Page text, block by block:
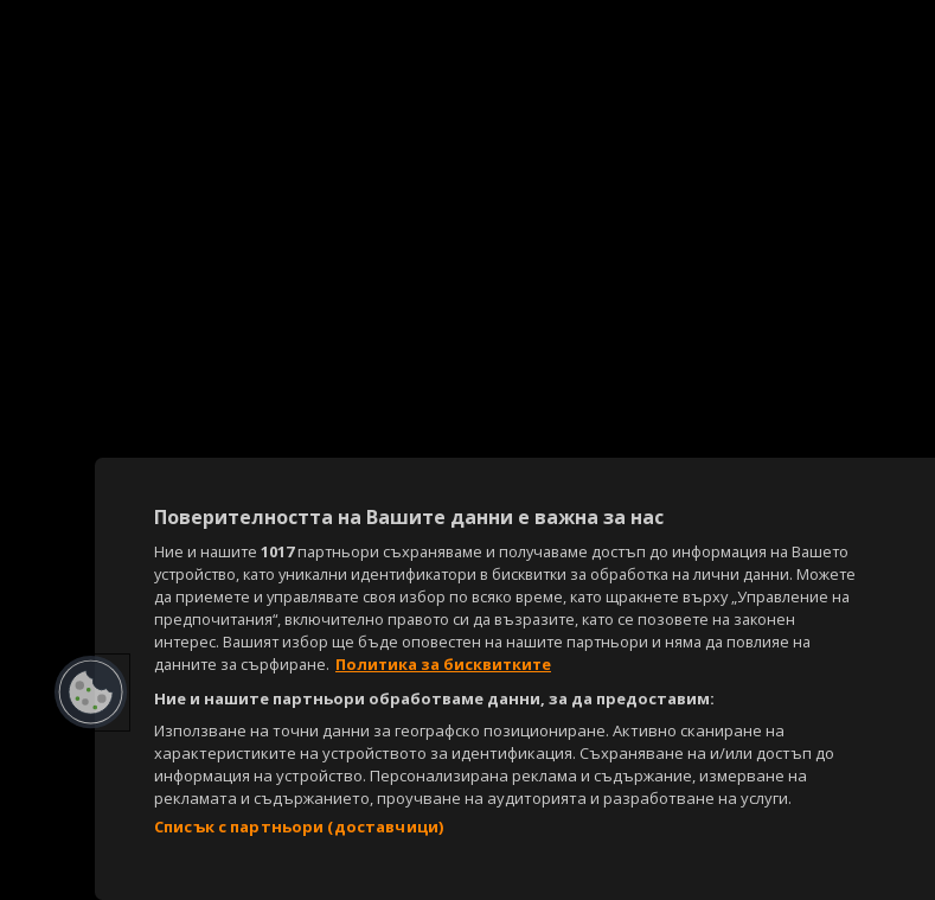
Поверителността на Вашите данни е важна за нас
Ние и нашите 1017партньори съхраняваме и получаваме достъп до информация на Вашето
устройство, като уникални идентификатори в бисквитки за обработка на лични данни. Можете
да приемете и управлявате своя избор по всяко време, като щракнете върху „Управление на
предпочитания“, включително правото си да възразите, като се позовете на законен
интерес. Вашият избор ще бъде оповестен на нашите партньори и няма да повлияе на
данните за сърфиране. Политика за бисквитките
Ние и нашите партньори обработваме данни, за да предоставим:
Използване на точни данни за географско позициониране. Активно сканиране на
характеристиките на устройството за идентификация. Съхраняване на и/или достъп до
информация на устройство. Персонализирана реклама и съдържание, измерване на
рекламата и съдържанието, проучване на аудиторията и разработване на услуги.
Списък с партньори (доставчици)